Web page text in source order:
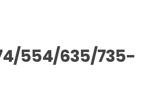
554/635/735-